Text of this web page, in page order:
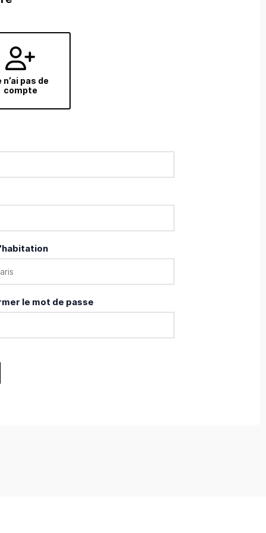
n’ai pas de
compte
le mot de passe